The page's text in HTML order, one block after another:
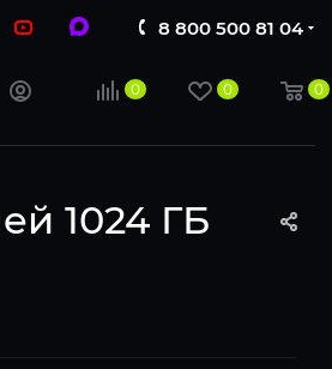
8 800 500 81 04
0 0 0
1024 ГБ